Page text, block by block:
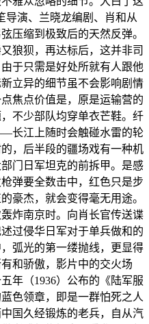
导演、兰晓龙编剧、肖和从
压缩到极致后的天然反弹。
狼狈，再达标后，这并非司
于只需是好处所就有人跟他
立异的细节虽不会影响剧情
焦点价值是，原是运输营的
不少部队均穿单衣芒鞋。纤
长江上随时会触碰水雷的轮
，后半段的疆场戏有一种机
门日军坦克的前拆甲。是感
弹要全数击中，红色只是步
豪杰，就会变得毫无用途。
炸南京时。向肖长官传送谍
过侵华日军对于单兵做和的
弧光的第一缕抛线，更显得
和骄傲，影片中的交火场
年（1936）公布的《陆军服
色领章，即是一群怕死之人
国久经锻炼的老兵，自从汽